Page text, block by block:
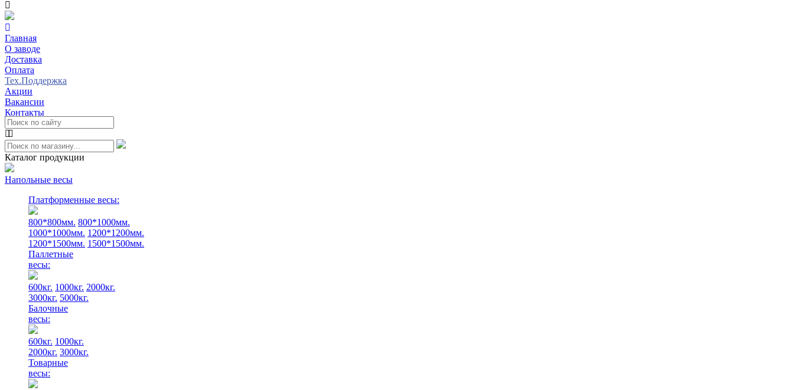
Главная
О заводе
Доставка
Оплата
Тех.Поддержка
Акции
Вакансии
Контакты
Каталог продукции
Напольные весы
Платформенные весы:
800*800мм. 800*1000мм.
1000*1000мм. 1200*1200мм.
1200*1500мм. 1500*1500мм.
Паллетные
весы:
600кг. 1000кг. 2000кг.
3000кг. 5000кг.
Балочные
весы:
600кг. 1000кг.
2000кг. 3000кг.
Товарные
весы: